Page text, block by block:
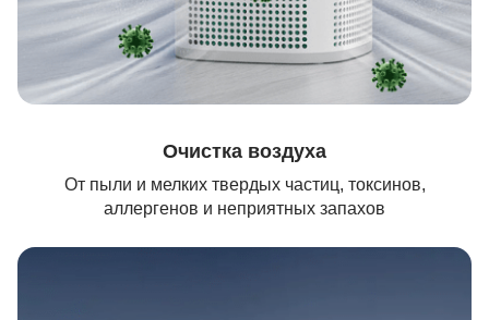
Очистка воздуха
От пыли и мелких твердых частиц, токсинов,
аллергенов и неприятных запахов